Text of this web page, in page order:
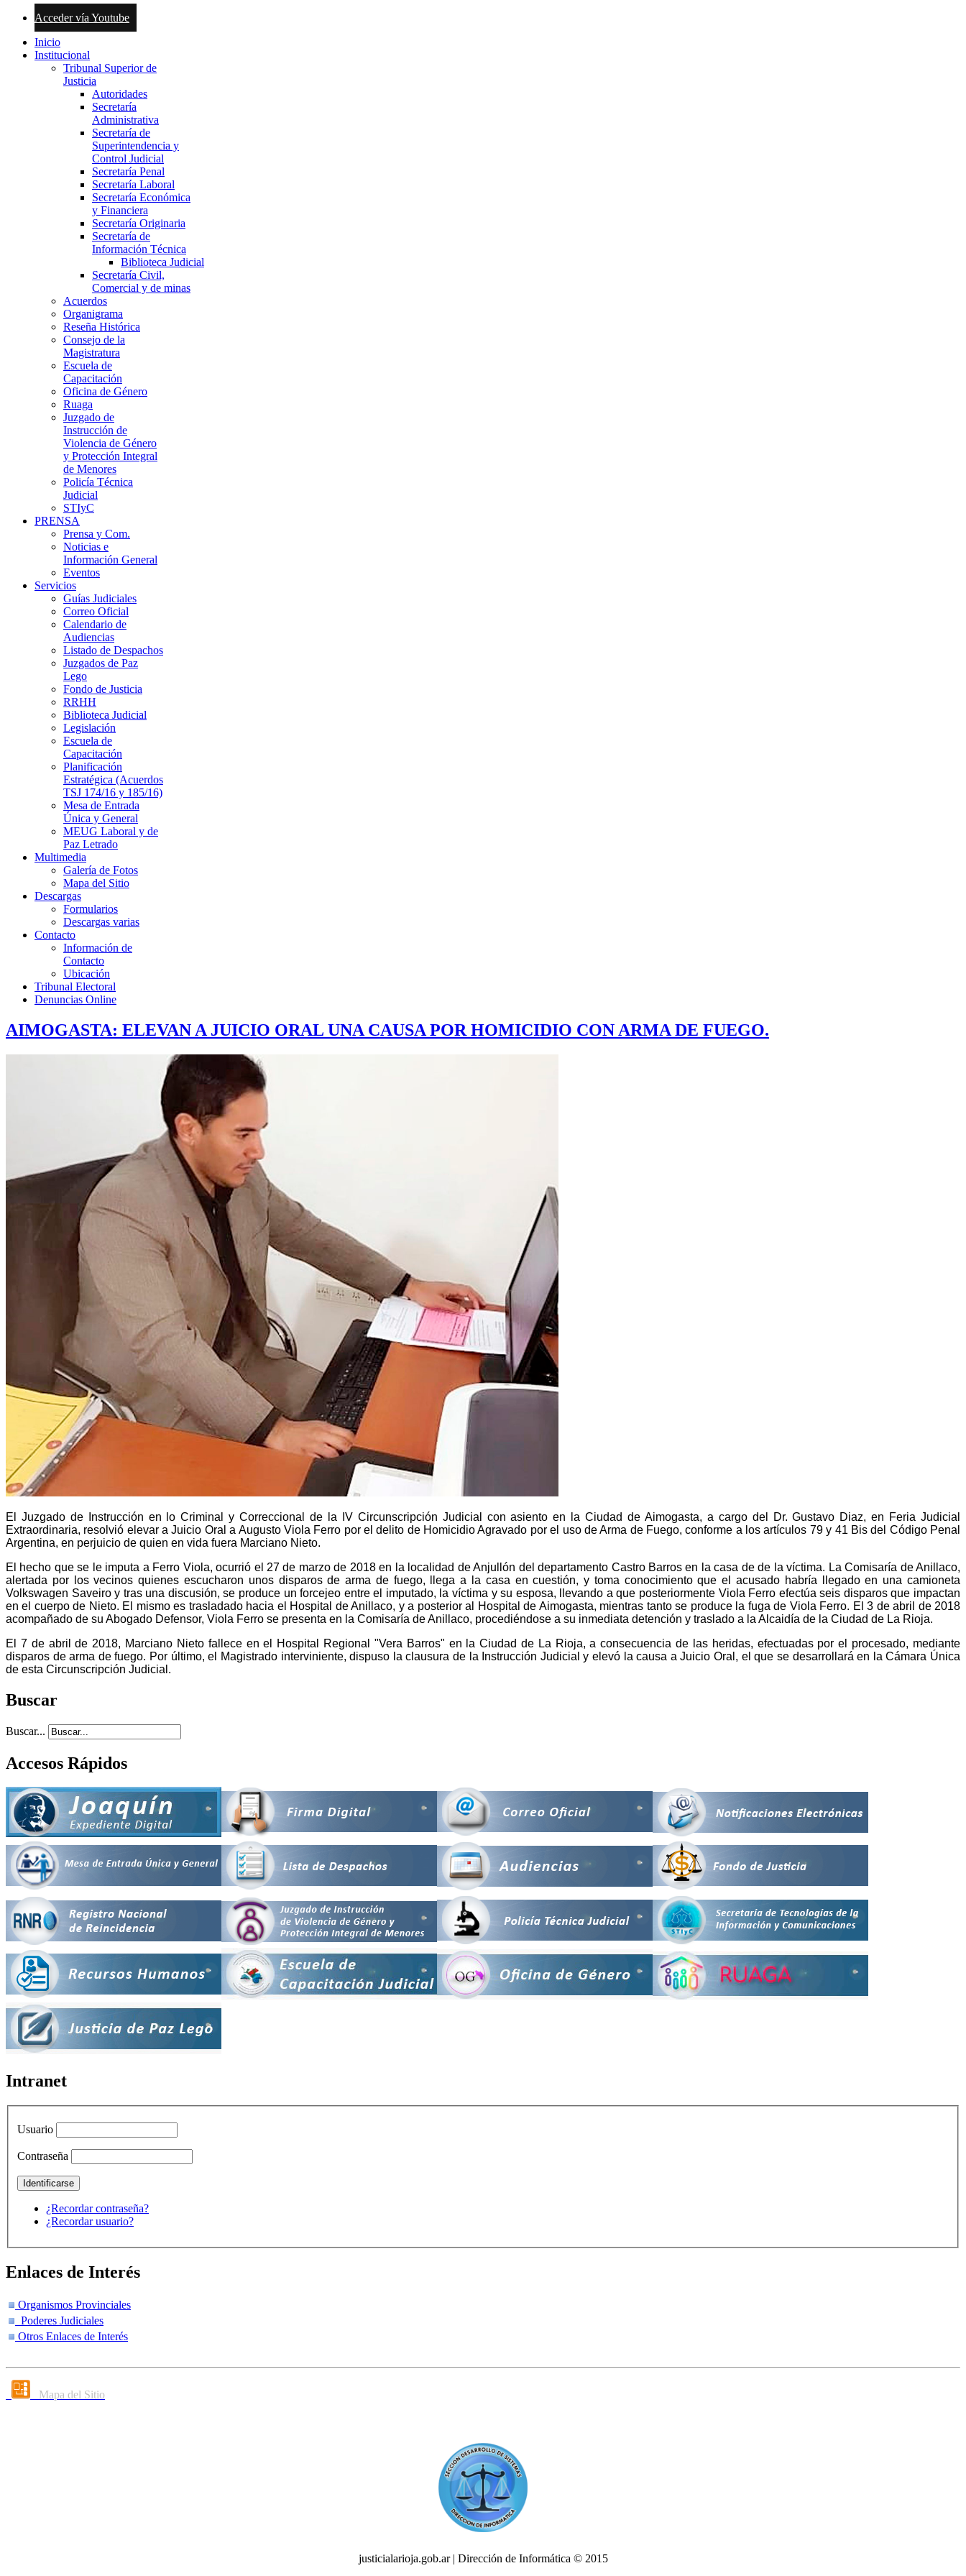
Acceder vía Youtube
Inicio
Institucional
Tribunal Superior de
Justicia
Autoridades
Secretaría
Administrativa
Secretaría de
Superintendencia y
Control Judicial
Secretaría Penal
Secretaría Laboral
Secretaría Económica
y Financiera
Secretaría Originaria
Secretaría de
Información Técnica
Biblioteca Judicial
Secretaría Civil,
Comercial y de minas
Acuerdos
Organigrama
Reseña Histórica
Consejo de la
Magistratura
Escuela de
Capacitación
Oficina de Género
Ruaga
Juzgado de
Instrucción de
Violencia de Género
y Protección Integral
de Menores
Policía Técnica
Judicial
STIyC
PRENSA
Prensa y Com.
Noticias e
Información General
Eventos
Servicios
Guías Judiciales
Correo Oficial
Calendario de
Audiencias
Listado de Despachos
Juzgados de Paz
Lego
Fondo de Justicia
RRHH
Biblioteca Judicial
Legislación
Escuela de
Capacitación
Planificación
Estratégica (Acuerdos
TSJ 174/16 y 185/16)
Mesa de Entrada
Única y General
MEUG Laboral y de
Paz Letrado
Multimedia
Galería de Fotos
Mapa del Sitio
Descargas
Formularios
Descargas varias
Contacto
Información de
Contacto
Ubicación
Tribunal Electoral
Denuncias Online
AIMOGASTA: ELEVAN A JUICIO ORAL UNA CAUSA POR HOMICIDIO CON ARMA DE FUEGO.
El Juzgado de Instrucción en lo Criminal y Correccional de la IV Circunscripción Judicial con asiento en la Ciudad de Aimogasta, a cargo del Dr. Gustavo Diaz, en Feria Judicial
Extraordinaria, resolvió elevar a Juicio Oral a Augusto Viola Ferro por el delito de Homicidio Agravado por el uso de Arma de Fuego, conforme a los artículos 79 y 41 Bis del Código Penal
Argentina, en perjuicio de quien en vida fuera Marciano Nieto.
El hecho que se le imputa a Ferro Viola, ocurrió el 27 de marzo de 2018 en la localidad de Anjullón del departamento Castro Barros en la casa de de la víctima. La Comisaría de Anillaco,
alertada por los vecinos quienes escucharon unos disparos de arma de fuego, llega a la casa en cuestión, y toma conocimiento que el acusado habría llegado en una camioneta
Volkswagen Saveiro y tras una discusión, se produce un forcejeo entre el imputado, la víctima y su esposa, llevando a que posteriormente Viola Ferro efectúa seis disparos que impactan
en el cuerpo de Nieto. El mismo es trasladado hacia el Hospital de Anillaco, y a posterior al Hospital de Aimogasta, mientras tanto se produce la fuga de Viola Ferro. El 3 de abril de 2018
acompañado de su Abogado Defensor, Viola Ferro se presenta en la Comisaría de Anillaco, procediéndose a su inmediata detención y traslado a la Alcaidía de la Ciudad de La Rioja.
El 7 de abril de 2018, Marciano Nieto fallece en el Hospital Regional "Vera Barros" en la Ciudad de La Rioja, a consecuencia de las heridas, efectuadas por el procesado, mediante
disparos de arma de fuego. Por último, el Magistrado interviniente, dispuso la clausura de la Instrucción Judicial y elevó la causa a Juicio Oral, el que se desarrollará en la Cámara Única
de esta Circunscripción Judicial.
Buscar
Buscar...
Accesos Rápidos
Intranet
Usuario
Contraseña
¿Recordar contraseña?
¿Recordar usuario?
Enlaces de Interés
Organismos Provinciales
Poderes Judiciales
Otros Enlaces de Interés
Mapa del Sitio
justicialarioja.gob.ar | Dirección de Informática © 2015